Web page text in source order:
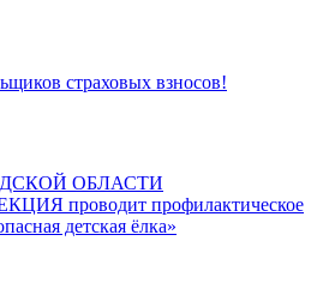
страховых взносов!
ОБЛАСТИ
проводит профилактическое
детская ёлка»